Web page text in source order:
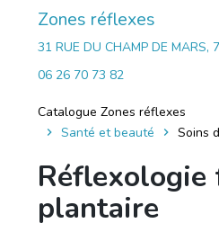
Zones réflexes
31 RUE DU CHAMP DE MARS,
06 26 70 73 82
Catalogue Zones réflexes
Santé et beauté
Soins
Réflexologie
plantaire